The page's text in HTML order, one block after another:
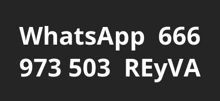
WhatsApp 666
973 503 REyVA